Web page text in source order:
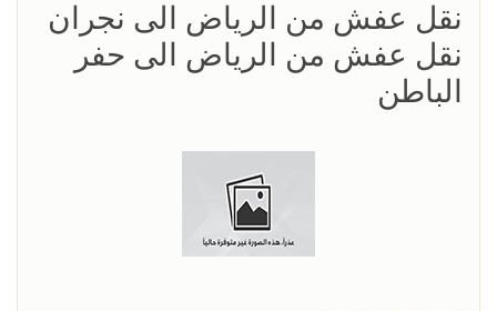
نقل عفش من الرياض الى نجران
نقل عفش من الرياض الى حفر
الباطن